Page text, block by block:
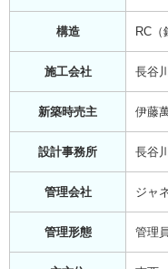
構造 RC（
施工会社 長谷
新築時売主 伊藤
設計事務所 長谷
管理会社 ジャ
管理形態 管理